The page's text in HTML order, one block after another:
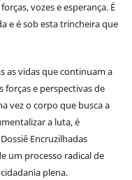
vozes e esperança. É
e é sob esta trincheira que
as vidas que continuam a
e perspectivas de
vez o corpo que busca a
a luta, é
Encruzilhadas
um processo radical de
plena.